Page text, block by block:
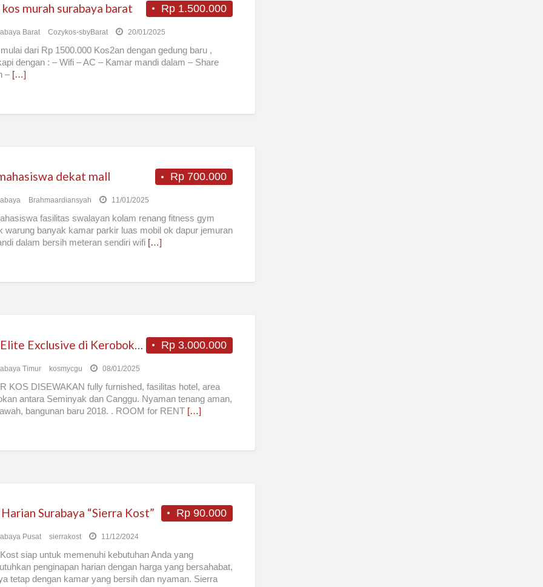
Rp 1.500.000
kos murah surabaya barat
Barat Cozykos-sbyBarat 20/01/2025
dari Rp 1500.000 Kos2an dengan gedung baru ,
dengan : – Wifi – AC – Kamar mandi dalam – Share
– […]
Rp 700.000
dekat mall
Brahmaardiansyah 11/01/2025
fasilitas swalayan kolam renang fitness gym
warung banyak kamar parkir luas mobil ok dapur jemuran
dalam bersih meteran sendiri wifi […]
Rp 3.000.000
Timur kosmycgu 08/01/2025
KOS DISEWAKAN fully furnished, fasilitas hotel, area
antara Seminyak dan Canggu. Nyaman tenang aman,
bangunan baru 2018. . ROOM for RENT […]
Rp 90.000
Surabaya “Sierra Kost”
Pusat sierrakost 11/12/2024
siap untuk memenuhi kebutuhan Anda yang
penginapan harian dengan harga yang bersahabat,
tetap dengan kamar yang bersih dan nyaman. Sierra